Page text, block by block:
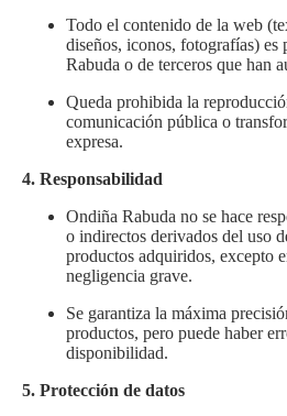
Todo el contenido de la web
diseños, iconos, fotografías) es
Rabuda o de terceros que han
Queda prohibida la
comunicación pública o
expresa.
4. Responsabilidad
Ondiña Rabuda no se hace
o indirectos derivados del uso
productos adquiridos, excepto
negligencia grave.
Se garantiza la máxima
productos, pero puede haber
disponibilidad.
5. Protección de datos